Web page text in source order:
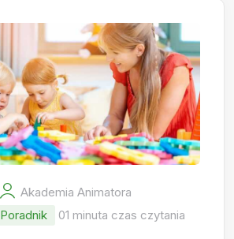
Akademia Animatora
Poradnik 01 minuta czas czytania